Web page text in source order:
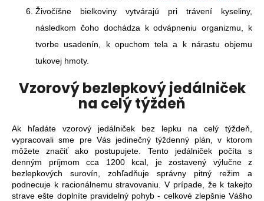
Živočíšne bielkoviny vytvárajú pri trávení kyseliny,
následkom čoho dochádza k odvápneniu organizmu, k
tvorbe usadenín, k opuchom tela a k nárastu objemu
tukovej hmoty.
Vzorový bezlepkový jedálniček
na celý týždeň
Ak hľadáte vzorový jedálniček bez lepku na celý týždeň,
vypracovali sme pre Vás jedinečný týždenný plán, v ktorom
môžete značiť ako postupujete. Tento jedálniček počíta s
denným príjmom cca 1200 kcal, je zostavený výlučne z
bezlepkových surovín, zohľadňuje správny pitný režim a
podnecuje k racionálnemu stravovaniu. V prípade, že k takejto
strave ešte doplníte pravidelný pohyb - celkové zlepšnie Vášho